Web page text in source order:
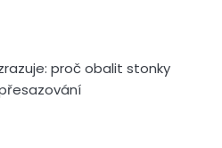
proč obalit stonky